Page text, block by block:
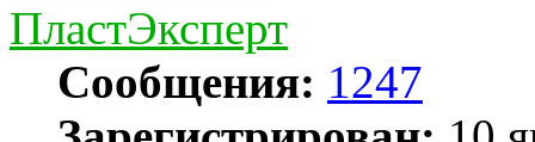
ПластЭксперт
Сообщения: 1247